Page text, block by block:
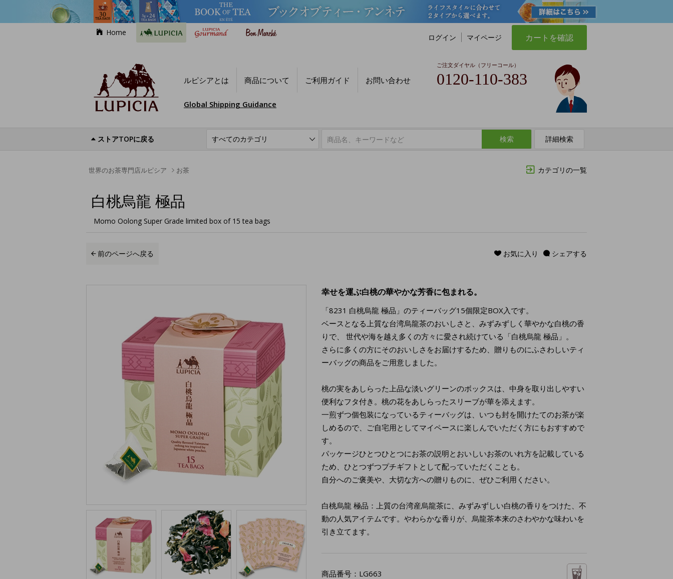
Home
ログイン マイページ カートを確認
ルピシアとは 商品について ご利用ガイド お問い合わせ
ご注文ダイヤル（フリーコール）
0120-110-383
Global Shipping Guidance
ストアTOPに戻る 検索 詳細検索
カテゴリの一覧
世界のお茶専門店ルピシア お茶
白桃烏龍 極品
Momo Oolong Super Grade limited box of 15 tea bags
前のページへ戻る シェアする
お気に入り
幸せを運ぶ白桃の華やかな芳香に包まれる。
「8231 白桃烏龍 極品」のティーバッグ15個限定BOX入です。
ベースとなる上質な台湾烏龍茶のおいしさと、みずみずしく華やかな白桃の香
りで、 世代や海を越え多くの方々に愛され続けている「白桃烏龍 極品」。
さらに多くの方にそのおいしさをお届けするため、贈りものにふさわしいティ
ーバッグの商品をご用意しました。
桃の実をあしらった上品な淡いグリーンのボックスは、中身を取り出しやすい
便利なフタ付き。桃の花をあしらったスリーブが華を添えます。
一煎ずつ個包装になっているティーバッグは、いつも封を開けたてのお茶が楽
しめるので、ご自宅用としてマイペースに楽しんでいただく方にもおすすめで
す。
パッケージひとつひとつにお茶の説明とおいしいお茶のいれ方を記載している
ため、ひとつずつプチギフトとして配っていただくことも。
自分へのご褒美や、大切な方への贈りものに、ぜひご利用ください。
白桃烏龍 極品：上質の台湾産烏龍茶に、みずみずしい白桃の香りをつけた、不
動の人気アイテムです。やわらかな香りが、烏龍茶本来のさわやかな味わいを
引き立てます。
商品番号： LG663